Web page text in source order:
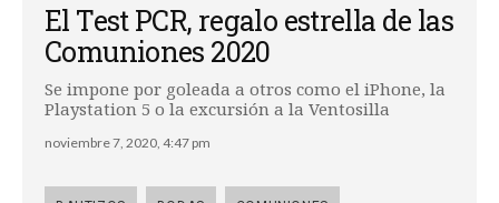
El Test PCR, regalo estrella de las
Comuniones 2020
Se impone por goleada a otros como el iPhone, la
Playstation 5 o la excursión a la Ventosilla
noviembre 7, 2020, 4:47 pm